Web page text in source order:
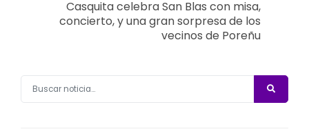
Casquita celebra San Blas con misa,
concierto, y una gran sorpresa de los
vecinos de Poreñu